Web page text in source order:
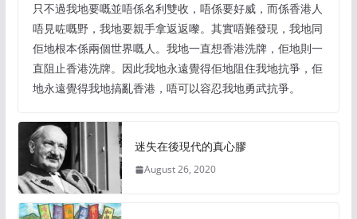
只不過我地要嘅並唔係名利雙收，唔係要好威，而係香港人
唔見咗嘅野，我地要親手拿返返嚟。其實唔難發現，我地同
佢地根本係兩個世界嘅人。我地一直想香港洗牌，佢地則一
直阻止香港洗牌。因此我地永遠覺得佢地阻住我地抗爭，佢
地永遠覺得我地搞亂香港，唔可以容忍我地勇武抗爭。
迷失在後現代的真心膠
August 26, 2020